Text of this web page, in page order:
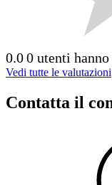
0.00 utenti
Vedi tutte le valutazioni
Contatta il